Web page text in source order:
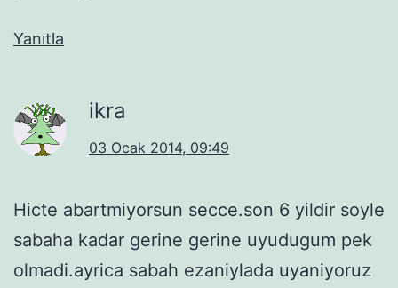
Yanıtla
ikra
03 Ocak 2014, 09:49
Hicte abartmiyorsun secce.son 6 yildir soyle
sabaha kadar gerine gerine uyudugum pek
olmadi.ayrica sabah ezaniylada uyaniyoruz